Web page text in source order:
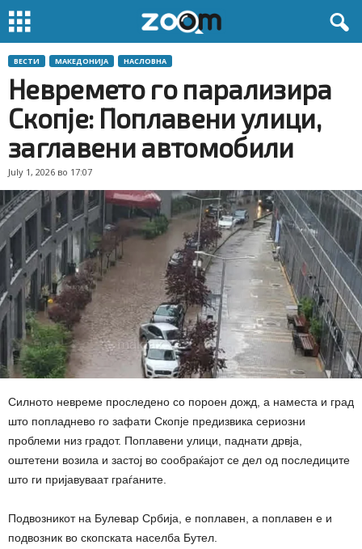
ВЕСТИ МАКЕДОНИЈА НАСЛОВНА
Невремето го парализира
Скопје: Поплавени улици,
заглавени автомобили
July 1, 2026 во 17:07
Силното невреме проследено со пороен дожд, а наместа и град
што попладнево го зафати Скопје предизвика сериозни
проблеми низ градот. Поплавени улици, паднати дрвја,
оштетени возила и застој во сообраќајот се дел од последиците
што ги пријавуваат граѓаните.
Подвозникот на Булевар Србија, е поплавен, а поплавен е и
подвозник во скопската населба Бутел.